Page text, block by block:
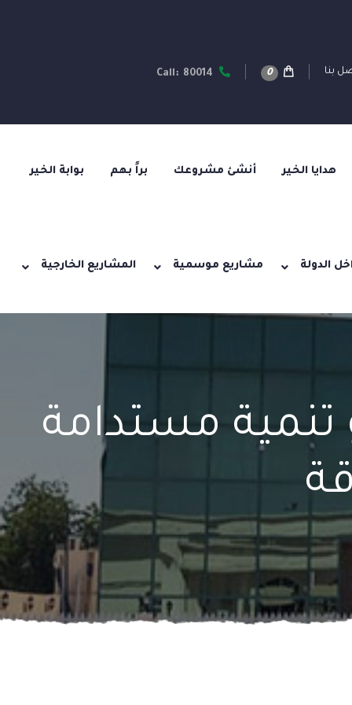
بنا 0
بوابة الخير براً بهم أنشئ مشروعك هدايا الخير
المشاريع الخارجية مشاريع موسمية الدولة
تنمية مستدامة